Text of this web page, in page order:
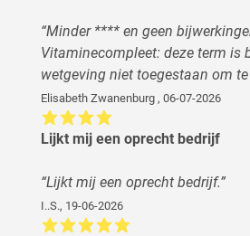
“Minder **** en geen
Vitaminecompleet: deze term is
wetgeving niet toegestaan om te
Elisabeth Zwanenburg , 06-07-2026
Lijkt mij een oprecht bedrijf
“Lijkt mij een oprecht bedrijf.”
I..S., 19-06-2026